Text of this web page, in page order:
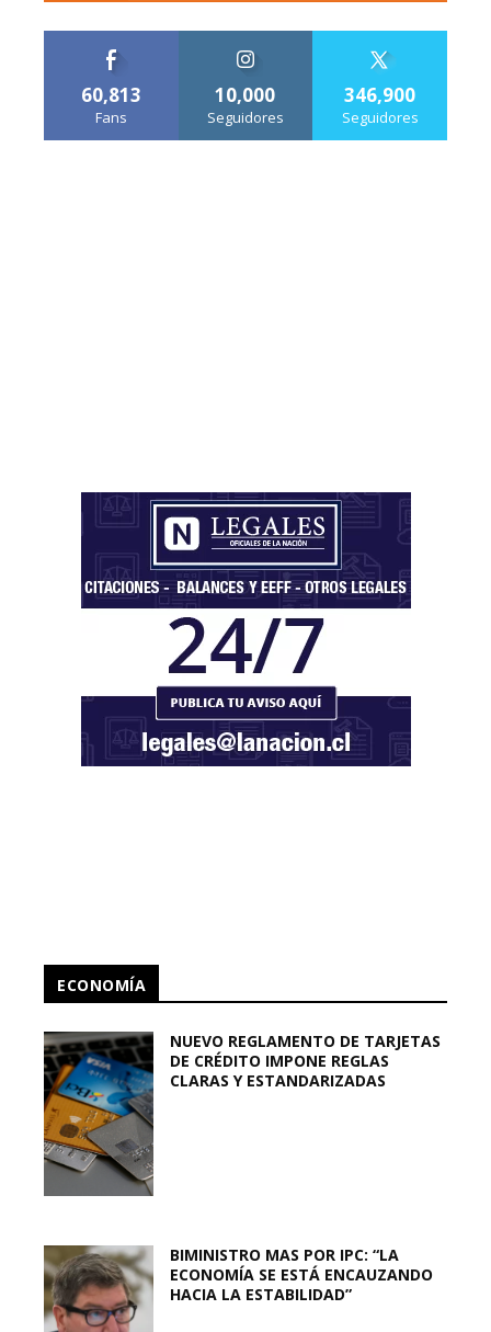
60,813
Fans
10,000
Seguidores
346,900
Seguidores
ECONOMÍA
NUEVO REGLAMENTO DE TARJETAS
DE CRÉDITO IMPONE REGLAS
CLARAS Y ESTANDARIZADAS
BIMINISTRO MAS POR IPC: “LA
ECONOMÍA SE ESTÁ ENCAUZANDO
HACIA LA ESTABILIDAD”